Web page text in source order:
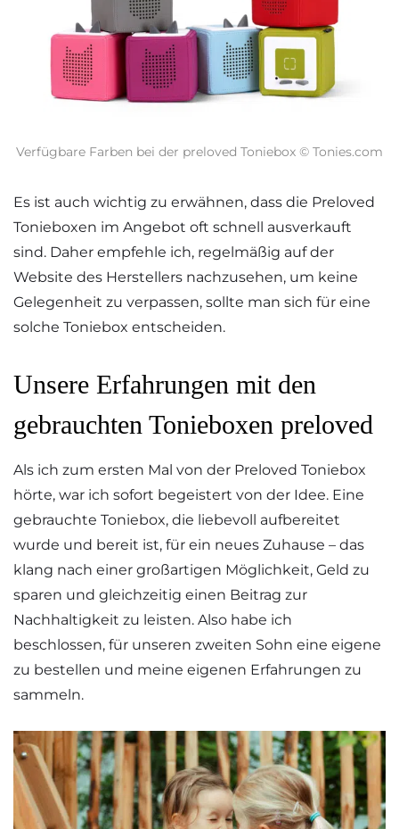
Verfügbare Farben bei der preloved Toniebox © Tonies.com
Es ist auch wichtig zu erwähnen, dass die Preloved
Tonieboxen im Angebot oft schnell ausverkauft
sind. Daher empfehle ich, regelmäßig auf der
Website des Herstellers nachzusehen, um keine
Gelegenheit zu verpassen, sollte man sich für eine
solche Toniebox entscheiden.
Unsere Erfahrungen mit den
gebrauchten Tonieboxen preloved
Als ich zum ersten Mal von der Preloved Toniebox
hörte, war ich sofort begeistert von der Idee. Eine
gebrauchte Toniebox, die liebevoll aufbereitet
wurde und bereit ist, für ein neues Zuhause – das
klang nach einer großartigen Möglichkeit, Geld zu
sparen und gleichzeitig einen Beitrag zur
Nachhaltigkeit zu leisten. Also habe ich
beschlossen, für unseren zweiten Sohn eine eigene
zu bestellen und meine eigenen Erfahrungen zu
sammeln.